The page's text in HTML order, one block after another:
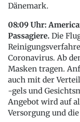
Dänemark.
08:09 Uhr:
Passagiere. Die
Coronavirus. Ab
Masken tragen.
auch mit der
-gels und
Angebot wird auf
Versorgung und